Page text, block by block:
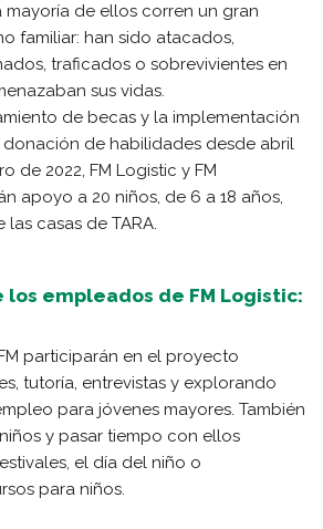
mayoría de ellos corren un gran
familiar: han sido atacados,
traficados o sobrevivientes en
sus vidas.
de becas y la implementación
de habilidades desde abril
de 2022, FM Logistic y FM
apoyo a 20 niños, de 6 a 18 años,
casas de TARA.
los empleados de FM Logistic:
participarán en el proyecto
tutoría, entrevistas y explorando
para jóvenes mayores. También
y pasar tiempo con ellos
el día del niño o
para niños.